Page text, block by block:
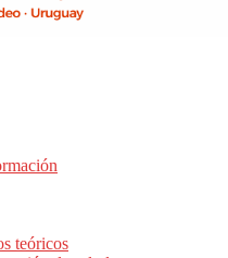
teóricos